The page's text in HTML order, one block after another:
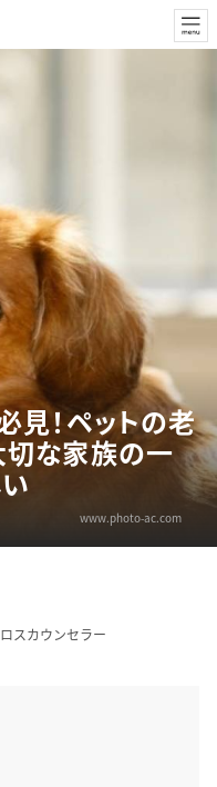
見！ペットの老
な家族の一
www.photo-ac.com
スカウンセラー